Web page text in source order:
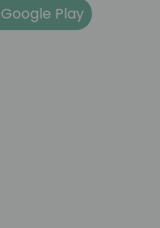
Google Play